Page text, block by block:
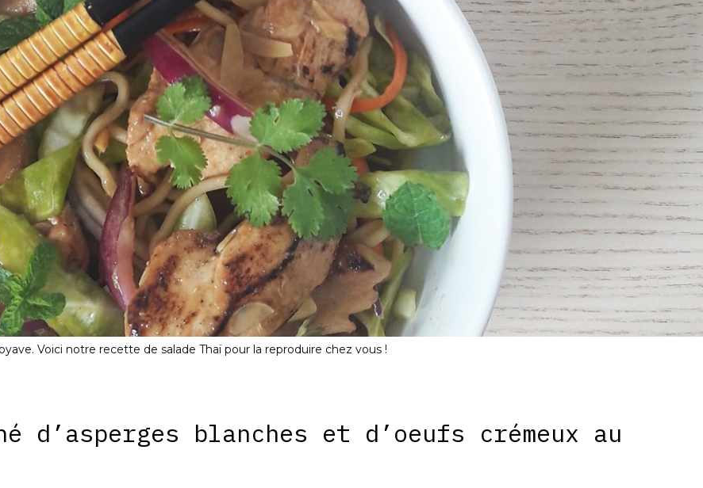
Voici notre recette de salade Thaï pour la reproduire chez vous !
d’asperges blanches et d’oeufs crémeux au